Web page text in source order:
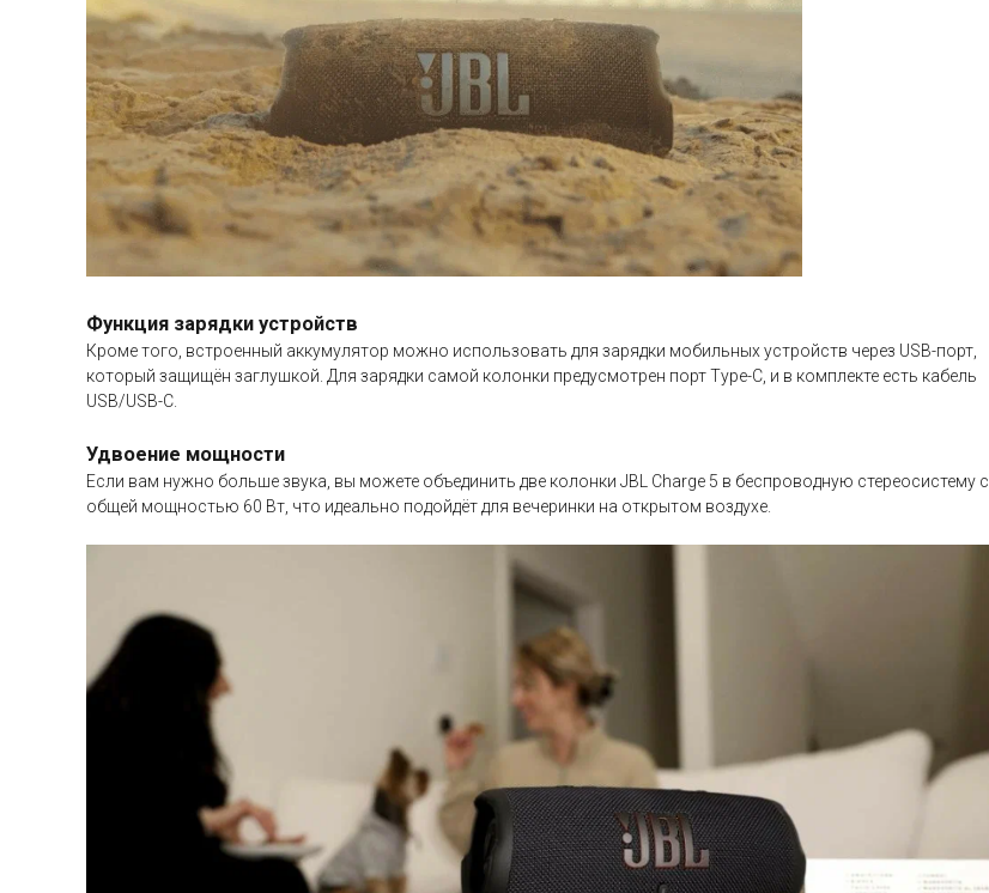
Функция зарядки устройств
Кроме того, встроенный аккумулятор можно использовать для зарядки мобильных устройств через USB-порт,
который защищён заглушкой. Для зарядки самой колонки предусмотрен порт Type-C, и в комплекте есть кабель
USB/USB-C.
Удвоение мощности
Если вам нужно больше звука, вы можете объединить две колонки JBL Charge 5 в беспроводную стереосистему с
общей мощностью 60 Вт, что идеально подойдёт для вечеринки на открытом воздухе.